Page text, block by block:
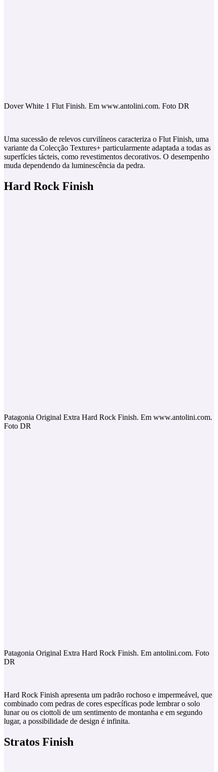
Dover White 1 Flut Finish. Em www.antolini.com. Foto DR
Uma sucessão de relevos curvilíneos caracteriza o Flut Finish, uma
variante da Colecção Textures+ particularmente adaptada a todas as
superfícies tácteis, como revestimentos decorativos. O desempenho
muda dependendo da luminescência da pedra.
Hard Rock Finish
Patagonia Original Extra Hard Rock Finish. Em www.antolini.com.
Foto DR
Patagonia Original Extra Hard Rock Finish. Em antolini.com. Foto
DR
Hard Rock Finish apresenta um padrão rochoso e impermeável, que
combinado com pedras de cores específicas pode lembrar o solo
lunar ou os ciottoli de um sentimento de montanha e em segundo
lugar, a possibilidade de design é infinita.
Stratos Finish